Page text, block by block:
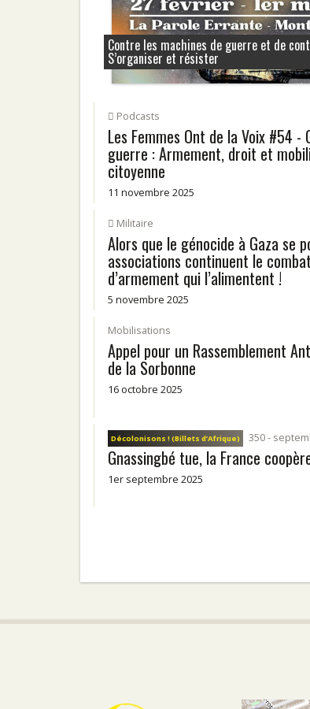
Contre les machines de guerre et de
S’organiser et résister
Podcasts
Les Femmes Ont de la Voix #54 -
guerre : Armement, droit et
citoyenne
11 novembre 2025
Militaire
Alors que le génocide à Gaza se
associations continuent le
d’armement qui l’alimentent !
5 novembre 2025
Mobilisations
Appel pour un Rassemblement
de la Sorbonne
16 octobre 2025
Décolonisons ! (Billets d’Afrique) 350 -
Gnassingbé tue, la France
1er septembre 2025